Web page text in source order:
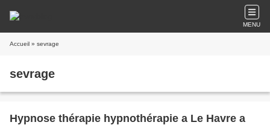
MENU
Accueil » sevrage
sevrage
Hypnose thérapie hypnothérapie a Le Havre a